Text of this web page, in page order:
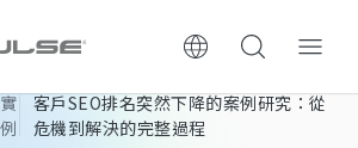
客戶SEO排名突然下降的案例研究：從
危機到解決的完整過程